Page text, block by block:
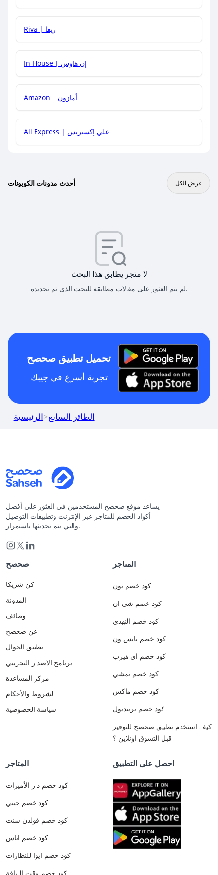
هل يمكنني جمع كود خصم مع العروض الأخرى؟
Riva | ريفا
In-House | إن هاوس
Amazon | أمازون
Ali Express | علي إكسبريس
أحدث مدونات الكوبونات عرض الكل
لا متجر يطابق هذا البحث
لم يتم العثور على مقالات مطابقة للبحث الذي تم تحديده.
تحميل تطبيق صحصح
تجربة أسرع في جيبك
الرئيسية>الطائر السابع
يساعد موقع صحصح المستخدمين في العثور على أفضل
أكواد الخصم للمتاجر عبر الإنترنت وتطبيقات التوصيل
والتي يتم تحديثها باستمرار.
صحصح
كن شريكا
المدونة
وظائف
عن صحصح
تطبيق الجوال
برنامج الاصدار التجريبي
مركز المساعدة
الشروط والأحكام
سياسة الخصوصية
المتاجر
كود خصم نون
كود خصم شي ان
كود خصم النهدي
كود خصم نايس ون
كود خصم اي هيرب
كود خصم نمشي
كود خصم ماكس
كود خصم ترينديول
كيف استخدم تطبيق صحصح للتوفير
قبل التسوق اونلاين ؟
المتاجر
كود خصم دار الأميرات
كود خصم جيني
كود خصم قولدن سنت
كود خصم اناس
كود خصم ايوا للنظارات
كود خصم وقت اللياقة
احصل على التطبيق